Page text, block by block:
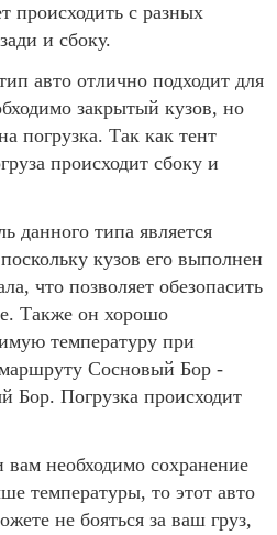
происходить с разных
и сбоку.
авто отлично подходит для
закрытый кузов, но
погрузка. Так как тент
происходит сбоку и
данного типа является
кузов его выполнен
что позволяет обезопасить
Также он хорошо
температуру при
Сосновый Бор -
Бор. Погрузка происходит
необходимо сохранение
температуры, то этот авто
не бояться за ваш груз,